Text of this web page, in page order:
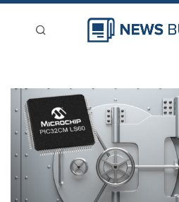
新聞稿分類
登入
刊登